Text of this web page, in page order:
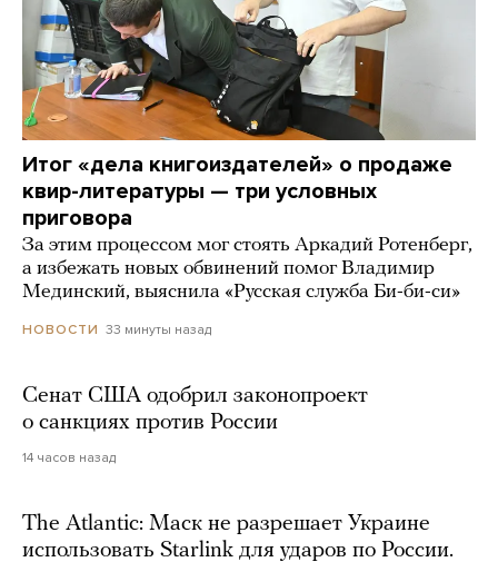
Итог «дела книгоиздателей» о продаже
квир-литературы — три условных
приговора
За этим процессом мог стоять Аркадий Ротенберг,
а избежать новых обвинений помог Владимир
Мединский, выяснила «Русская служба Би-би-си»
НОВОСТИ 33 минуты назад
Сенат США одобрил законопроект
о санкциях против России
14 часов назад
The Atlantic: Маск не разрешает Украине
использовать Starlink для ударов по России.